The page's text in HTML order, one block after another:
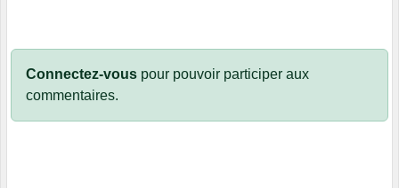
Connectez-vous pour pouvoir participer aux
commentaires.